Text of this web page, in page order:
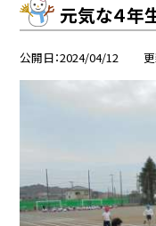
元気な４年
公開日 2024/04/12